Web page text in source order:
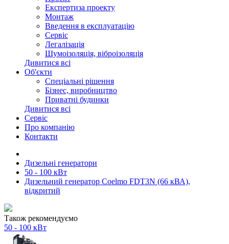
Експертиза проекту
Монтаж
Введення в експлуатацію
Сервіс
Легалізація
Шумоізоляція, віброізоляція
Дивитися всі
Об'єкти
Спеціальні рішення
Бізнес, виробництво
Приватні будинки
Дивитися всі
Сервіс
Про компанію
Контакти
Дизельні генератори
50 - 100 кВт
Дизельний генератор Coelmo FDT3N (66 кВА),
відкритий
Також рекомендуємо
50 - 100 кВт